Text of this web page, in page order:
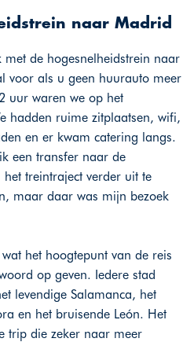
naar Madrid
de hogesnelheidstrein naar
voor als u geen huurauto meer
uur waren we op het
hadden ruime zitplaatsen, wifi,
en er kwam catering langs.
een transfer naar de
treintraject verder uit te
maar daar was mijn bezoek
het hoogtepunt van de reis
op geven. Iedere stad
levendige Salamanca, het
en het bruisende León. Het
trip die zeker naar meer